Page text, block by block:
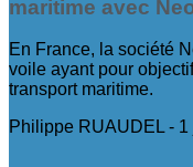
maritime avec
En France, la société
voile ayant pour
transport maritime.
Philippe RUAUDEL
1